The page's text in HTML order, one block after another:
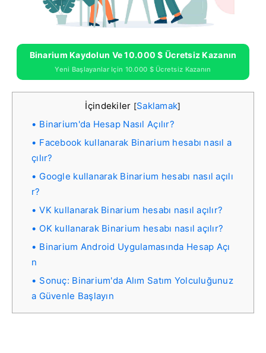
Binarium Kaydolun Ve 10.000 $ Ücretsiz Kazanın
Yeni Başlayanlar Için 10.000 $ Ücretsiz Kazanın
İçindekiler [Saklamak]
Binarium'da Hesap Nasıl Açılır?
Facebook kullanarak Binarium hesabı nasıl a
çılır?
Google kullanarak Binarium hesabı nasıl açılı
r?
VK kullanarak Binarium hesabı nasıl açılır?
OK kullanarak Binarium hesabı nasıl açılır?
Binarium Android Uygulamasında Hesap Açı
n
Sonuç: Binarium'da Alım Satım Yolculuğunuz
a Güvenle Başlayın